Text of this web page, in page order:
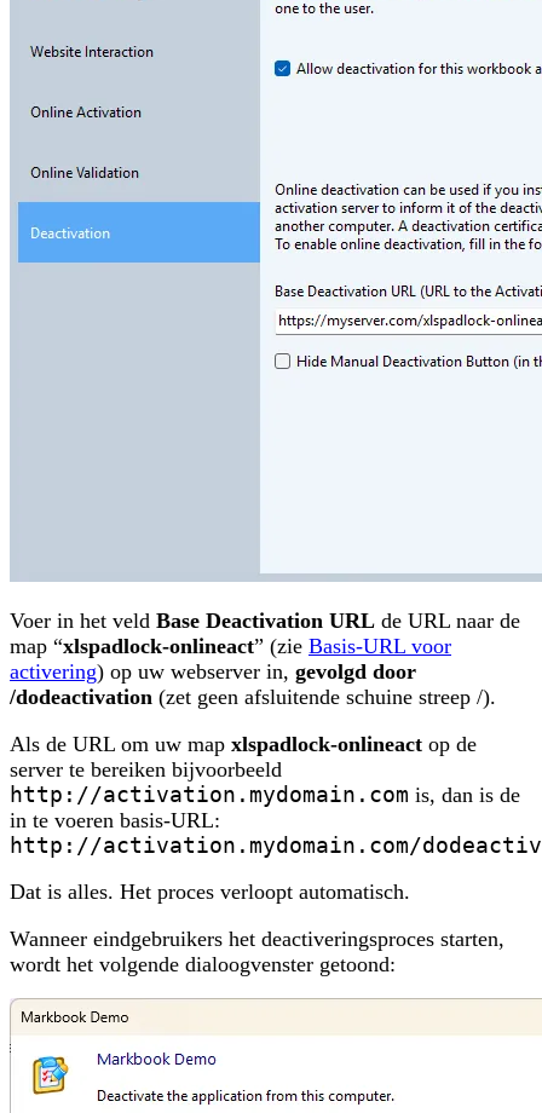
Voer in het veld Base Deactivation URL de URL naar de
map “xlspadlock-onlineact” (zie Basis-URL voor
activering) op uw webserver in, gevolgd door
/dodeactivation (zet geen afsluitende schuine streep /).
Als de URL om uw map xlspadlock-onlineact op de
server te bereiken bijvoorbeeld
http://activation.mydomain.com is, dan is de
in te voeren basis-URL:
http://activation.mydomain.com/
Dat is alles. Het proces verloopt automatisch.
Wanneer eindgebruikers het deactiveringsproces starten,
wordt het volgende dialoogvenster getoond: